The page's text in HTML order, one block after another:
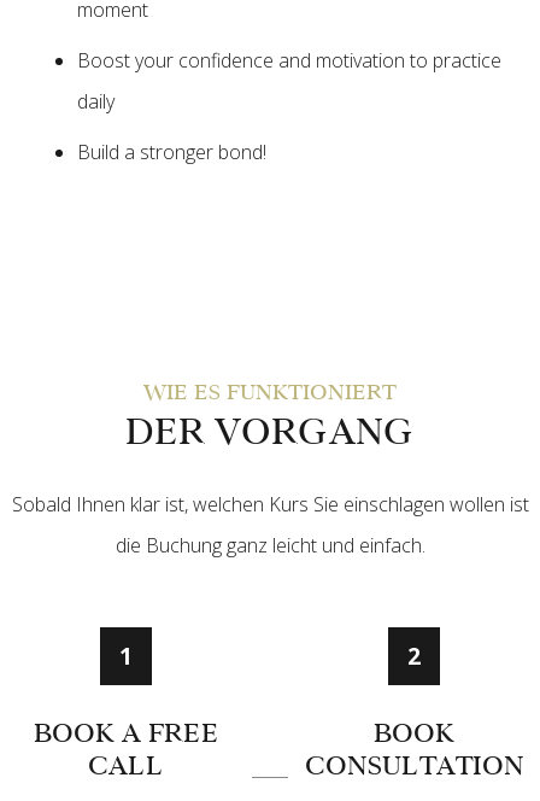
moment
Boost your confidence and motivation to practice
daily
Build a stronger bond!
WIE ES FUNKTIONIERT
DER VORGANG
Sobald Ihnen klar ist, welchen Kurs Sie einschlagen wollen ist
die Buchung ganz leicht und einfach.
1
BOOK A FREE
CALL
2
BOOK
CONSULTATION